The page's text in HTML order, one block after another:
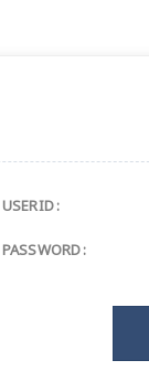
USERID :
PASSWORD :